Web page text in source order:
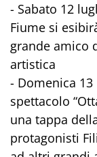
- Sabato 12
Fiume si
grande amico
artistica
- Domenica
spettacolo
una tappa
protagonisti